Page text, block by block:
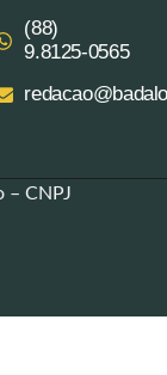
(88)
9.8125‑0565‬
– CNPJ